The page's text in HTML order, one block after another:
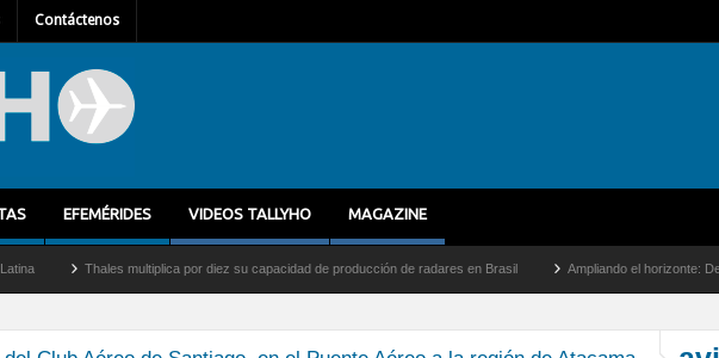
Contáctenos
EFEMÉRIDES VIDEOS TALLYHO MAGAZINE
Thales multiplica por diez su capacidad de producción de radares en Brasil Ampliando el horizonte: Dentro